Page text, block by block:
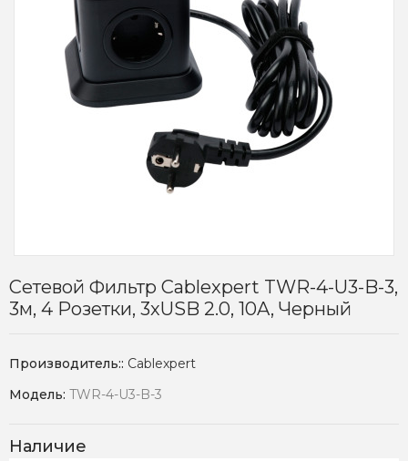
Сетевой Фильтр Cablexpert TWR-4-U3-B-3,
3м, 4 Розетки, 3xUSB 2.0, 10A, Черный
Производитель:: Cablexpert
Модель: TWR-4-U3-B-3
Наличие